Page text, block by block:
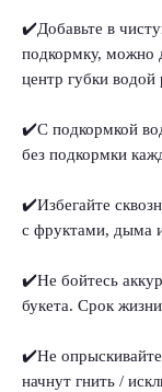
✔️Добавьте в
подкормку, можно
центр губки водой
✔️С подкормкой
без подкормки
✔️Избегайте
с фруктами, дыма
✔️Не бойтесь
букета. Срок
✔️Не опрыскивайте
начнут гнить /